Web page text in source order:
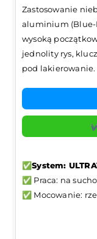
Zastosowanie
aluminium (Blue-
wysoką
jednolity rys,
pod lakierowanie.
✅System:
✅ Praca: na sucho
✅ Mocowanie: